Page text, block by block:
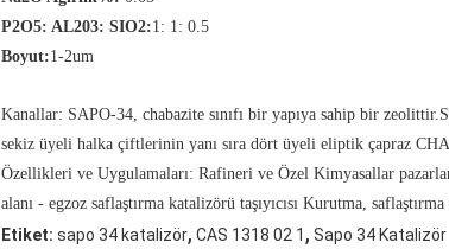
P2O5: AL203: SIO2:1: 1: 0.5
Boyut:1-2um
Kanallar: SAPO-34, chabazite sınıfı bir yapıya sahip bir
sekiz üyeli halka çiftlerinin yanı sıra dört üyeli eliptik çapraz
Özellikleri ve Uygulamaları: Rafineri ve Özel Kimyasallar
alanı - egzoz saflaştırma katalizörü taşıyıcısı Kurutma, saflaştırma
Etiket: sapo 34 katalizör, CAS 1318 02 1 , Sapo 34 Katalizör